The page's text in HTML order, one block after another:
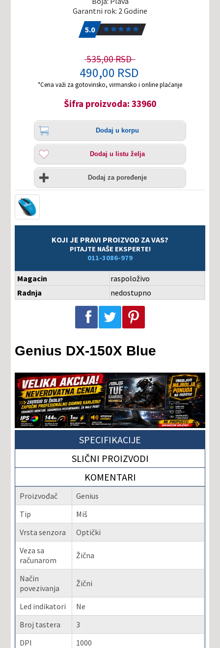
Garantni rok: 2 Godine
5.0
535,00 RSD
490,00 RSD
*Cena važi za gotovinsko, virmansko i online plaćanje
Šifra proizvoda: 33960
Količina
Dodaj
korpu
Dodaj u korpu
Dodaj
listu
želja
Dodaj u listu želja
Uporedi
Dodaj za poređenje
KOJI JE PRAVI PROIZVOD ZA VAS?
PITAJTE NAŠE EKSPERTE!
011-3086-979
Magacin
raspoloživo
Radnja
nedostupno
Podeli na Facebook-u Podeli na Twitter-u Podeli na Pinterest-u
Genius DX-150X Blue
SPECIFIKACIJE
SLIČNI PROIZVODI
KOMENTARI
Proizvođač
Genius
Tip
Miš
Vrsta senzora
Optički
Veza sa
računarom
Žična
Način
povezivanja
Žični
Led indikatori
Ne
Broj tastera
3
DPI
1000